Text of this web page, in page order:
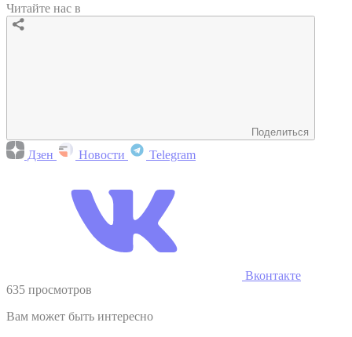
Читайте нас в
Поделиться
Дзен Новости Telegram
Вконтакте
635 просмотров
Вам может быть интересно